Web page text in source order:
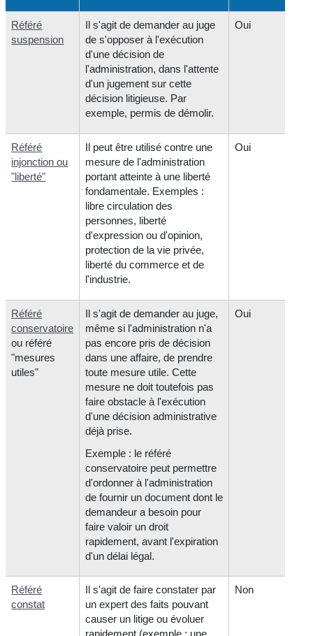
Référé
suspension
Il s'agit de demander au juge
de s'opposer à l'exécution
d'une décision de
l'administration, dans l'attente
d'un jugement sur cette
décision litigieuse. Par
exemple, permis de démolir.
Oui
Référé
injonction ou
"liberté"
Il peut être utilisé contre une
mesure de l'administration
portant atteinte à une liberté
fondamentale. Exemples :
libre circulation des
personnes, liberté
d'expression ou d'opinion,
protection de la vie privée,
liberté du commerce et de
l'industrie.
Oui
Référé
conservatoire
ou référé
"mesures
utiles"
Il s'agit de demander au juge,
même si l'administration n'a
pas encore pris de décision
dans une affaire, de prendre
toute mesure utile. Cette
mesure ne doit toutefois pas
faire obstacle à l'exécution
d'une décision administrative
déjà prise.
Exemple : le référé
conservatoire peut permettre
d'ordonner à l'administration
de fournir un document dont le
demandeur a besoin pour
faire valoir un droit
rapidement, avant l'expiration
d'un délai légal.
Oui
Référé
constat
Il s'agit de faire constater par
un expert des faits pouvant
causer un litige ou évoluer
Non